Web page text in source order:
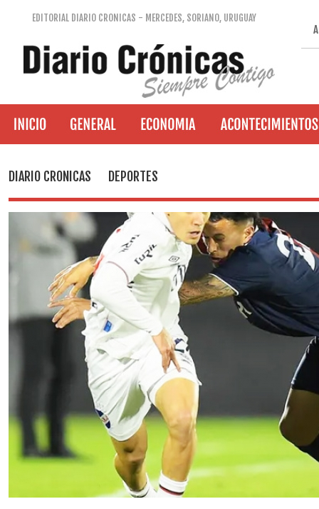
EDITORIAL DIARIO CRONICAS - MERCEDES, SORIANO, URUGUAY
DIARIO CRONICAS DEPORTES